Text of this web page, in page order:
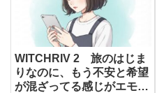
WITCHRIV 2 旅のはじま
りなのに、もう不安と希望
が混ざってる感じがエモ